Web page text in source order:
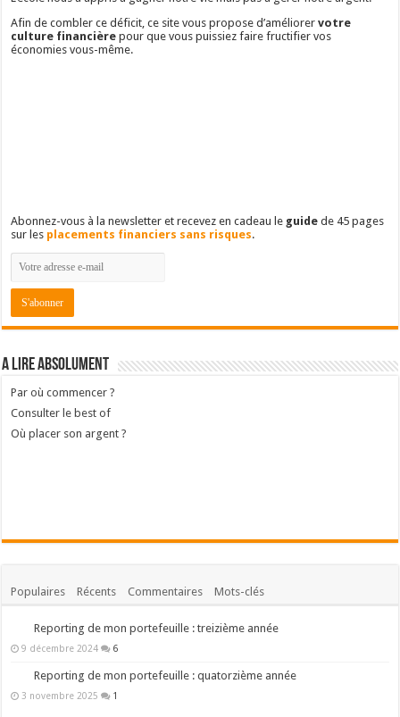
Afin de combler ce déficit, ce site vous propose d’améliorervotre
culture financière pour que vous puissiez faire fructifier vos
économies vous-même.
Abonnez-vous à la newsletter et recevez en cadeau le guide de 45 pages
sur les placements financiers sans risques.
A lire absolument
Par où commencer ?
Consulter le best of
Où placer son argent ?
Populaires Récents Commentaires Mots-clés
Reporting de mon portefeuille : treizième année
9 décembre 2024 6
Reporting de mon portefeuille : quatorzième année
3 novembre 2025 1